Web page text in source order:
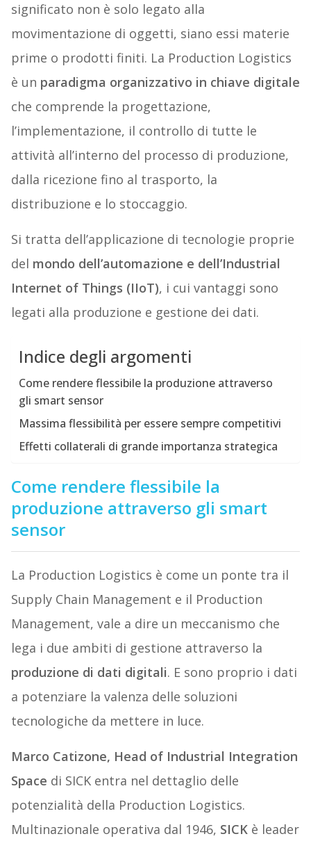
significato non è solo legato alla
movimentazione di oggetti, siano essi materie
prime o prodotti finiti. La Production Logistics
è un paradigma organizzativo in chiave digitale
che comprende la progettazione,
l’implementazione, il controllo di tutte le
attività all’interno del processo di produzione,
dalla ricezione fino al trasporto, la
distribuzione e lo stoccaggio.
Si tratta dell’applicazione di tecnologie proprie
del mondo dell’automazione e dell’Industrial
Internet of Things (IIoT), i cui vantaggi sono
legati alla produzione e gestione dei dati.
Indice degli argomenti
Come rendere flessibile la produzione attraverso
gli smart sensor
Massima flessibilità per essere sempre competitivi
Effetti collaterali di grande importanza strategica
Come rendere flessibile la
produzione attraverso gli smart
sensor
La Production Logistics è come un ponte tra il
Supply Chain Management e il Production
Management, vale a dire un meccanismo che
lega i due ambiti di gestione attraverso la
produzione di dati digitali. E sono proprio i dati
a potenziare la valenza delle soluzioni
tecnologiche da mettere in luce.
Marco Catizone, Head of Industrial Integration
Space di SICK entra nel dettaglio delle
potenzialità della Production Logistics.
Multinazionale operativa dal 1946, SICKè leader